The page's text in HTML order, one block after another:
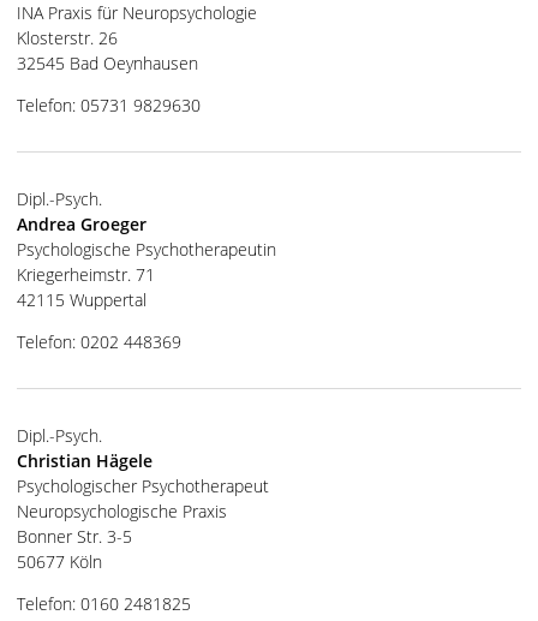
INA Praxis für Neuropsychologie
Klosterstr. 26
32545 Bad Oeynhausen
Telefon: 05731 9829630
Dipl.-Psych.
Andrea Groeger
Psychologische Psychotherapeutin
Kriegerheimstr. 71
42115 Wuppertal
Telefon: 0202 448369
Dipl.-Psych.
Christian Hägele
Psychologischer Psychotherapeut
Neuropsychologische Praxis
Bonner Str. 3-5
50677 Köln
Telefon: 0160 2481825